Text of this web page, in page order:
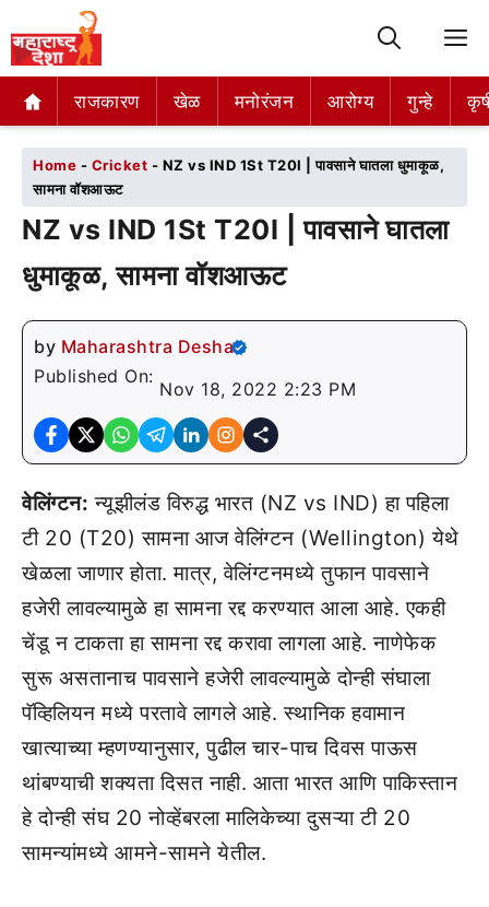
राजकारण खेळ मनोरंजन आरोग्य गुन्हे
राजकारण खेळ मनोरंजन आरोग्य गुन्हे
Home - Cricket - NZ vs IND 1St T20I | पावसाने घातला धुमाकूळ,
सामना वॉशआऊट
NZ vs IND 1St T20I | पावसाने घातला
धुमाकूळ, सामना वॉशआऊट
by Maharashtra Desha
Published On:
Nov 18, 2022 2:23 PM
वेलिंग्टन: न्यूझीलंड विरुद्ध भारत (NZ vs IND) हा पहिला
टी 20 (T20) सामना आज वेलिंग्टन (Wellington) येथे
खेळला जाणार होता. मात्र, वेलिंग्टनमध्ये तुफान पावसाने
हजेरी लावल्यामुळे हा सामना रद्द करण्यात आला आहे. एकही
चेंडू न टाकता हा सामना रद्द करावा लागला आहे. नाणेफेक
सुरू असतानाच पावसाने हजेरी लावल्यामुळे दोन्ही संघाला
पॅव्हिलियन मध्ये परतावे लागले आहे. स्थानिक हवामान
खात्याच्या म्हणण्यानुसार, पुढील चार-पाच दिवस पाऊस
थांबण्याची शक्यता दिसत नाही. आता भारत आणि पाकिस्तान
हे दोन्ही संघ 20 नोव्हेंबरला मालिकेच्या दुसऱ्या टी 20
सामन्यांमध्ये आमने-सामने येतील.